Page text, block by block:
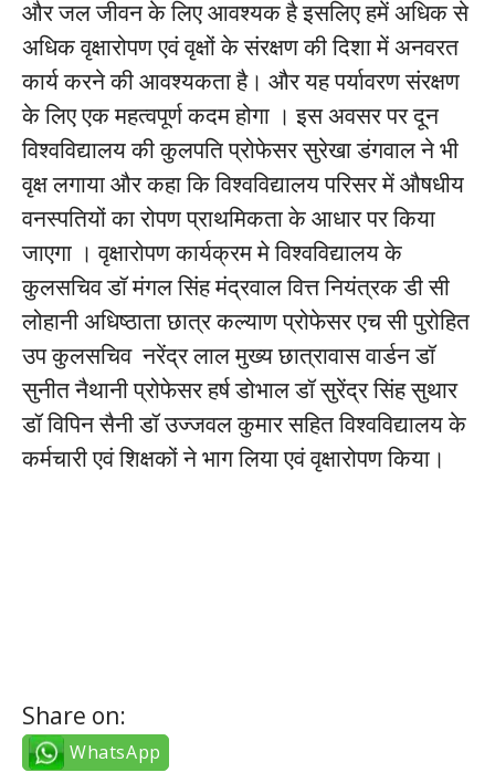
और जल जीवन के लिए आवश्यक है इसलिए हमें अधिक से
अधिक वृक्षारोपण एवं वृक्षों के संरक्षण की दिशा में अनवरत
कार्य करने की आवश्यकता है। और यह पर्यावरण संरक्षण
के लिए एक महत्वपूर्ण कदम होगा । इस अवसर पर दून
विश्वविद्यालय की कुलपति प्रोफेसर सुरेखा डंगवाल ने भी
वृक्ष लगाया और कहा कि विश्वविद्यालय परिसर में औषधीय
वनस्पतियों का रोपण प्राथमिकता के आधार पर किया
जाएगा । वृक्षारोपण कार्यक्रम मे विश्वविद्यालय के
कुलसचिव डॉ मंगल सिंह मंद्रवाल वित्त नियंत्रक डी सी
लोहानी अधिष्ठाता छात्र कल्याण प्रोफेसर एच सी पुरोहित
उप कुलसचिव नरेंद्र लाल मुख्य छात्रावास वार्डन डॉ
सुनीत नैथानी प्रोफेसर हर्ष डोभाल डॉ सुरेंद्र सिंह सुथार
डॉ विपिन सैनी डॉ उज्जवल कुमार सहित विश्वविद्यालय के
कर्मचारी एवं शिक्षकों ने भाग लिया एवं वृक्षारोपण किया।
Share on:
WhatsApp